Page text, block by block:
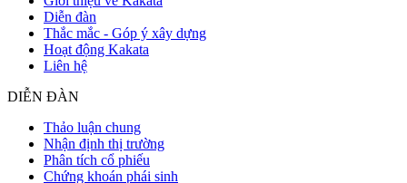
Diễn đàn
Thắc mắc - Góp ý xây dựng
Hoạt động Kakata
Liên hệ
DIỄN ĐÀN
Thảo luận chung
Nhận định thị trường
Phân tích cổ phiếu
Chứng khoán phái sinh